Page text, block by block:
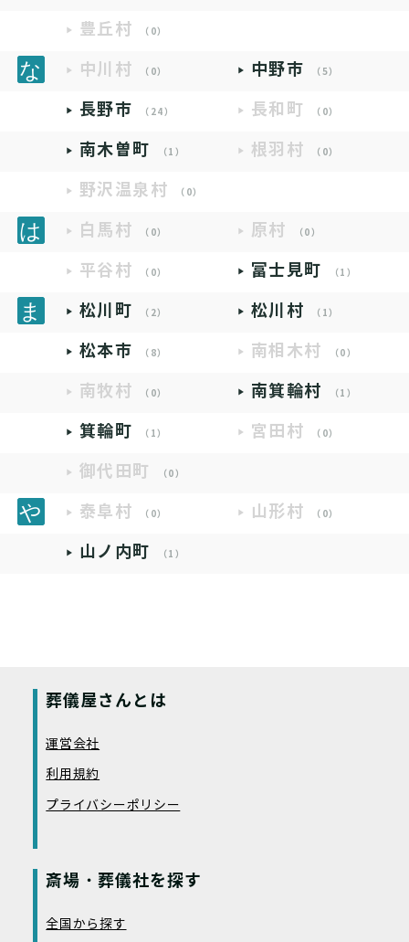
豊丘村 （0）
中川村 （0） 中野市 （5）
長野市 （24） 長和町 （0）
南木曽町 （1） 根羽村 （0）
野沢温泉村 （0）
白馬村 （0） 原村 （0）
平谷村 （0） 富士見町 （1）
松川町 （2） 松川村 （1）
松本市 （8） 南相木村 （0）
南牧村 （0） 南箕輪村 （1）
箕輪町 （1） 宮田村 （0）
御代田町 （0）
泰阜村 （0） 山形村 （0）
山ノ内町 （1）
葬儀屋さんとは
運営会社
利用規約
プライバシーポリシー
斎場・葬儀社を探す
全国から探す